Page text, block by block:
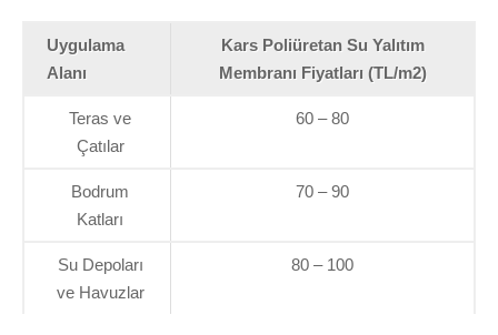
Uygulama
Alanı
Kars Poliüretan Su Yalıtım
Membranı Fiyatları (TL/m2)
Teras ve
Çatılar
60 – 80
Bodrum
Katları
70 – 90
Su Depoları
ve Havuzlar
80 – 100